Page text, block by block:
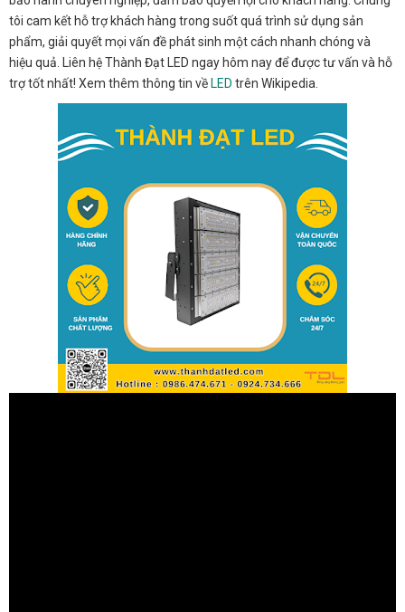
tôi cam kết hỗ trợ khách hàng trong suốt quá trình sử dụng sản
phẩm, giải quyết mọi vấn đề phát sinh một cách nhanh chóng và
hiệu quả. Liên hệ Thành Đạt LED ngay hôm nay để được tư vấn và hỗ
trợ tốt nhất! Xem thêm thông tin về LED trên Wikipedia.